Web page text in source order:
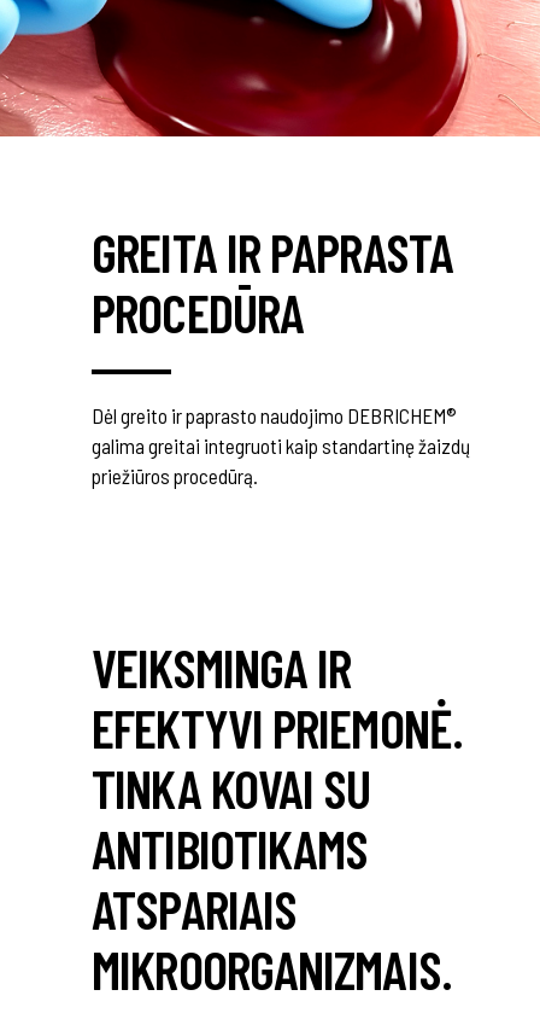
GREITA IR PAPRASTA
PROCEDŪRA
Dėl greito ir paprasto naudojimo DEBRICHEM®
galima greitai integruoti kaip standartinę žaizdų
priežiūros procedūrą.
VEIKSMINGA IR
EFEKTYVI PRIEMONĖ.
TINKA KOVAI SU
ANTIBIOTIKAMS
ATSPARIAIS
MIKROORGANIZMAIS.